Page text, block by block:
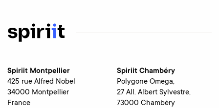
Spiriit Montpellier
425 rue Alfred Nobel
34000 Montpellier
France
Spiriit Chambéry
Polygone Omega,
27 All. Albert Sylvestre,
73000 Chambéry